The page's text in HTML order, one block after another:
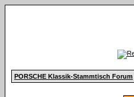
PORSCHE Klassik-Stammtisch Forum